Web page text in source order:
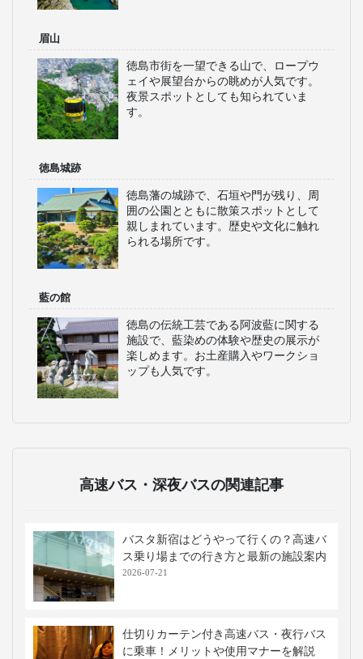
眉山
徳島市街を一望できる山で、ロープウ
ェイや展望台からの眺めが人気です。
夜景スポットとしても知られていま
す。
徳島城跡
徳島藩の城跡で、石垣や門が残り、周
囲の公園とともに散策スポットとして
親しまれています。歴史や文化に触れ
られる場所です。
藍の館
徳島の伝統工芸である阿波藍に関する
施設で、藍染めの体験や歴史の展示が
楽しめます。お土産購入やワークショ
ップも人気です。
高速バス・深夜バスの関連記事
バスタ新宿はどうやって行くの？高速バ
ス乗り場までの行き方と最新の施設案内
2026-07-21
仕切りカーテン付き高速バス・夜行バス
に乗車！メリットや使用マナーを解説